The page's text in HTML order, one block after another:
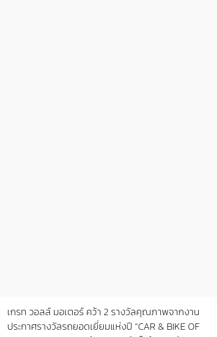
เกรท วอลล์ มอเตอร์ คว้า 2 รางวัลคุณภาพจากงาน
ประกาศรางวัลรถยอดเยี่ยมแห่งปี “CAR & BIKE OF